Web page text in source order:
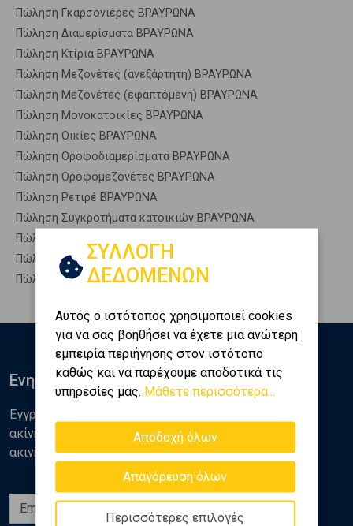
Πώληση Γκαρσονιέρες ΒΡΑΥΡΩΝΑ
Πώληση Διαμερίσματα ΒΡΑΥΡΩΝΑ
Πώληση Κτίρια ΒΡΑΥΡΩΝΑ
Πώληση Μεζονέτες (ανεξάρτητη) ΒΡΑΥΡΩΝΑ
Πώληση Μεζονέτες (εφαπτόμενη) ΒΡΑΥΡΩΝΑ
Πώληση Μονοκατοικίες ΒΡΑΥΡΩΝΑ
Πώληση Οικίες ΒΡΑΥΡΩΝΑ
Πώληση Οροφοδιαμερίσματα ΒΡΑΥΡΩΝΑ
Πώληση Οροφομεζονέτες ΒΡΑΥΡΩΝΑ
Πώληση Ρετιρέ ΒΡΑΥΡΩΝΑ
Πώληση Συγκροτήματα κατοικιών ΒΡΑΥΡΩΝΑ
Πώληση Υπόγεια ΒΡΑΥΡΩΝΑ
Πώληση Υπόσκαφα ΒΡΑΥΡΩΝΑ
Πώληση Υπολ. υψουν ΒΡΑΥΡΩΝΑ
ΣΥΛΛΟΓΗ
ΔΕΔΟΜΕΝΩΝ
Αυτός ο ιστότοπος χρησιμοποιεί cookies
για να σας βοηθήσει να έχετε μια ανώτερη
εμπειρία περιήγησης στον ιστότοπο
καθώς και να παρέχουμε αποδοτικά τις
υπηρεσίες μας. Μάθετε περισσότερα...
Αποδοχή όλων
Απαγόρευση όλων
Περισσότερες επιλογές
Ενημερωθείτε
Εγγραφείτε στο newsletter της Golden Home για νέα
ακίνητα, αναλύσεις και διάφορα θέματα της αγοράς
ακινήτων